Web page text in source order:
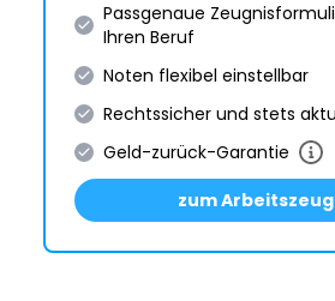
Passgenaue
Ihren Beruf
Noten flexibel einstellbar
Rechtssicher und stets
Geld-zurück-Garantie
zum